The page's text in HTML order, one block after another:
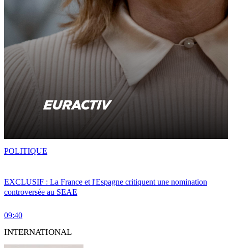
EXCLUSIF : La France et l'Espagne critiquent une nomination
controversée au SEAE
09:40
POLITIQUE
INTERNATIONAL